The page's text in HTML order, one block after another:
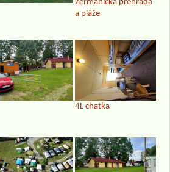
Žermanická přehrada
a pláže
4L chatka